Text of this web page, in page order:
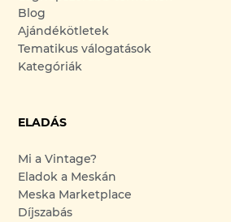
Blog
Ajándékötletek
Tematikus válogatások
Kategóriák
ELADÁS
Mi a Vintage?
Eladok a Meskán
Meska Marketplace
Díjszabás